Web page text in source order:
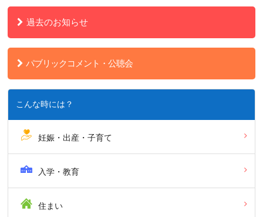
過去のお知らせ
パブリックコメント・公聴会
こんな時には？
妊娠・出産・子育て
入学・教育
住まい